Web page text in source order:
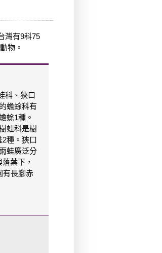
灣有9科75
物。
科、狹口
蟾蜍科有
蜍1種。
蛙科是樹
種。狹口
蛙廣泛分
葉下，
有長腳赤